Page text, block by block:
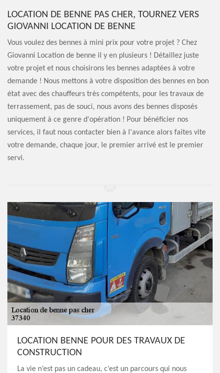
LOCATION DE BENNE PAS CHER, TOURNEZ VERS
GIOVANNI LOCATION DE BENNE
Vous voulez des bennes à mini prix pour votre projet ? Chez
Giovanni Location de benne il y en plusieurs ! Détaillez juste
votre projet et nous choisirons les bennes adaptées à votre
demande ! Nous mettons à votre disposition des bennes en bon
état avec des chauffeurs très compétents, pour les travaux de
terrassement, pas de souci, nous avons des bennes disposés
uniquement à ce genre d'opération ! Pour bénéficier nos
services, il faut nous contacter bien à l'avance alors faites vite
votre demande, chaque jour, le premier arrivé est le premier
servi.
LOCATION BENNE POUR DES TRAVAUX DE
CONSTRUCTION
La vie n’est pas un cadeau, c’est un parcours qui nous